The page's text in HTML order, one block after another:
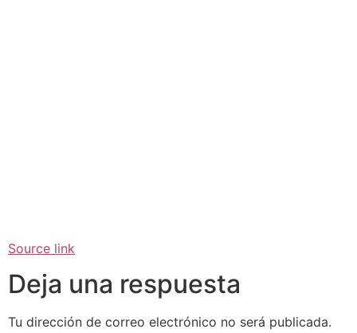
Source link
Deja una respuesta
Tu dirección de correo electrónico no será publicada.